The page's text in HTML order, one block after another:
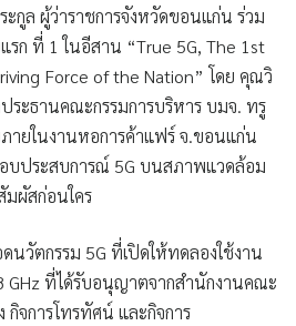
กูล ผู้ว่าราชการจังหวัดขอนแก่น ร่วม
รก ที่ 1 ในอีสาน “True 5G, The 1st
Force of the Nation” โดย คุณวิ
ระธานคณะกรรมการบริหาร บมจ. ทรู
ายในงานหอการค้าแฟร์ จ.ขอนแก่น
บประสบการณ์ 5G บนสภาพแวดล้อม
มผัสก่อนใคร
นวัตกรรม 5G ที่เปิดให้ทดลองใช้งาน
GHz ที่ได้รับอนุญาตจากสำนักงานคณะ
กิจการโทรทัศน์ และกิจการ